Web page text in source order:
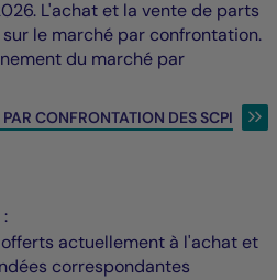
L'achat et la vente de parts
le marché par confrontation.
du marché par
CONFRONTATION DES SCPI
actuellement à l'achat et
correspondantes